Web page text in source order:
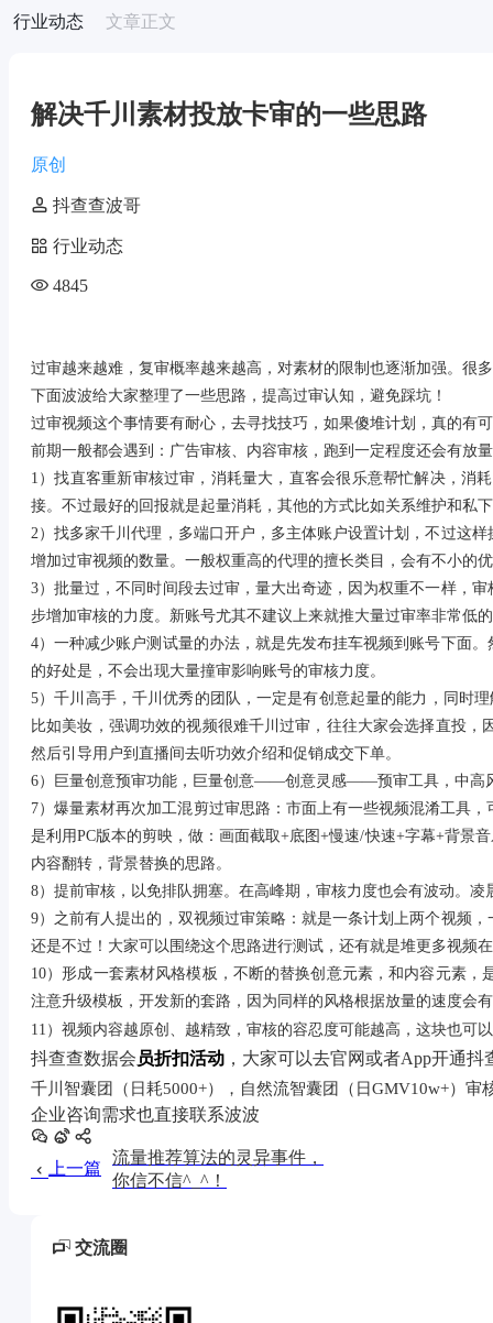
行业动态 文章正文
解决千川素材投放卡审的一些思路
原创
抖查查波哥
行业动态
4845
过审越来越难，复审概率越来越高，对素材的限制也逐渐加强。很
下面波波给大家整理了一些思路，提高过审认知，避免踩坑！
过审视频这个事情要有耐心，去寻找技巧，如果傻堆计划，真的有
前期一般都会遇到：广告审核、内容审核，跑到一定程度还会有放
1）找直客重新审核过审，消耗量大，直客会很乐意帮忙解决，消
接。不过最好的回报就是起量消耗，其他的方式比如关系维护和私
2）找多家千川代理，多端口开户，多主体账户设置计划，不过这
增加过审视频的数量。一般权重高的代理的擅长类目，会有不小的
3）批量过，不同时间段去过审，量大出奇迹，因为权重不一样，
步增加审核的力度。新账号尤其不建议上来就推大量过审率非常低
4）一种减少账户测试量的办法，就是先发布挂车视频到账号下面
的好处是，不会出现大量撞审影响账号的审核力度。
5）千川高手，千川优秀的团队，一定是有创意起量的能力，同时
比如美妆，强调功效的视频很难千川过审，往往大家会选择直投
然后引导用户到直播间去听功效介绍和促销成交下单。
6）巨量创意预审功能，巨量创意——创意灵感——预审工具，中高
7）爆量素材再次加工混剪过审思路：市面上有一些视频混淆工具
是利用PC版本的剪映，做：画面截取+底图+慢速/快速+字幕+背景
内容翻转，背景替换的思路。
8）提前审核，以免排队拥塞。在高峰期，审核力度也会有波动。
9）之前有人提出的，双视频过审策略：就是一条计划上两个视频
还是不过！大家可以围绕这个思路进行测试，还有就是堆更多视频
10）形成一套素材风格模板，不断的替换创意元素，和内容元素
注意升级模板，开发新的套路，因为同样的风格根据放量的速度会
11）视频内容越原创、越精致，审核的容忍度可能越高，这块也可
抖查查数据会 员折扣活动 ，大家可以去官网或者App开通
千川智囊团（日耗5000+），自然流智囊团（日GMV10w+） 审
企业咨询需求也直接联系波波
上一篇
流量推荐算法的灵异事件，
你信不信^_^！
交流圈